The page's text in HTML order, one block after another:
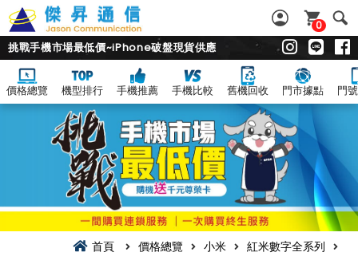
0
挑戰手機市場最低價~iPhone破盤現貨供應
價格總覽 機型排行 手機推薦 手機比較 舊機回收 門市據點 門
首頁 價格總覽 小米
紅米數字全系列